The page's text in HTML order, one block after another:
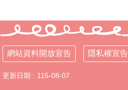
務
化
課
計
網站資料開放宣告 隱私權宣告
更新日期 115-08-07